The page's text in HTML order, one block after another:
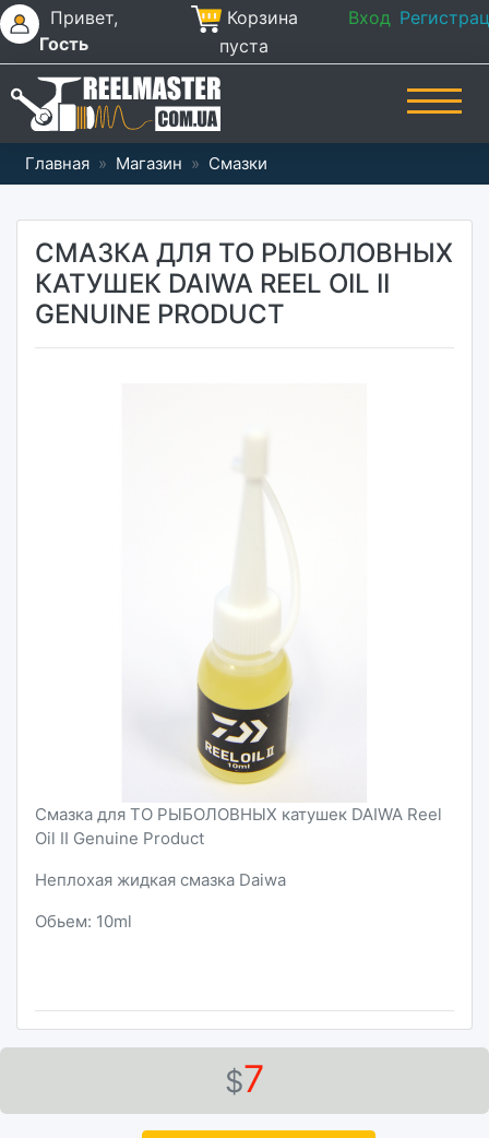
Привет,
Гость
Корзина
пуста
Вход
Главная » Магазин » Смазки
$7
СМАЗКА ДЛЯ ТО РЫБОЛОВНЫХ
КАТУШЕК DAIWA REEL OIL II
GENUINE PRODUCT
Смазка для ТО РЫБОЛОВНЫХ катушек DAIWA Reel
Oil II Genuine Product
Неплохая жидкая смазка Daiwa
Обьем: 10ml